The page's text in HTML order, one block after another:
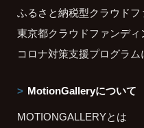
ふるさと納税型クラウド
東京都クラウドファンデ
コロナ対策支援プログラ
MotionGalleryについて
MOTIONGALLERYとは